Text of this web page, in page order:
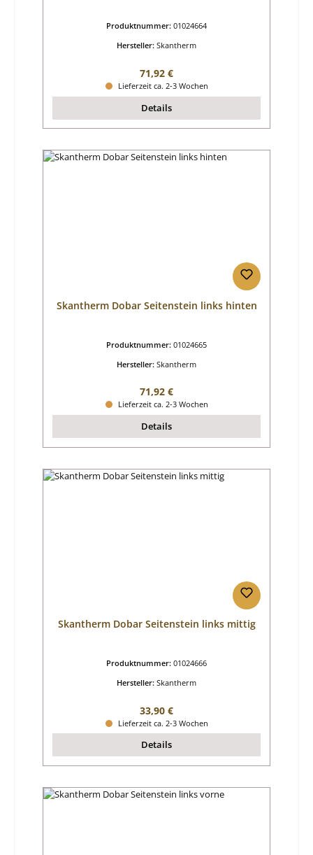
Produktnummer: 01024664
Hersteller: Skantherm
Regulärer Preis:
71,92 €
Lieferzeit ca. 2-3 Wochen
Details
Skantherm Dobar Seitenstein links hinten
Produktnummer: 01024665
Hersteller: Skantherm
Regulärer Preis:
71,92 €
Lieferzeit ca. 2-3 Wochen
Details
Skantherm Dobar Seitenstein links mittig
Produktnummer: 01024666
Hersteller: Skantherm
Regulärer Preis:
33,90 €
Lieferzeit ca. 2-3 Wochen
Details